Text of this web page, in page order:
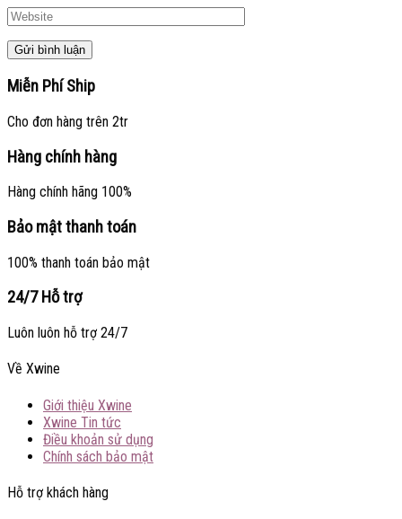
Miễn Phí Ship
Cho đơn hàng trên 2tr
Hàng chính hàng
Hàng chính hãng 100%
Bảo mật thanh toán
100% thanh toán bảo mật
24/7 Hỗ trợ
Luôn luôn hỗ trợ 24/7
Về Xwine
Giới thiệu Xwine
Xwine Tin tức
Điều khoản sử dụng
Chính sách bảo mật
Hỗ trợ khách hàng